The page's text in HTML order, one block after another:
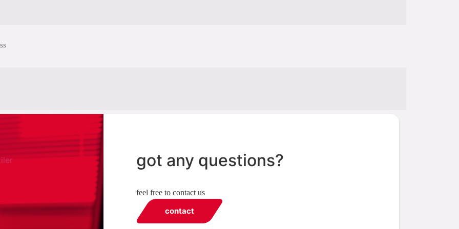
got any questions?
feel free to contact us
contact